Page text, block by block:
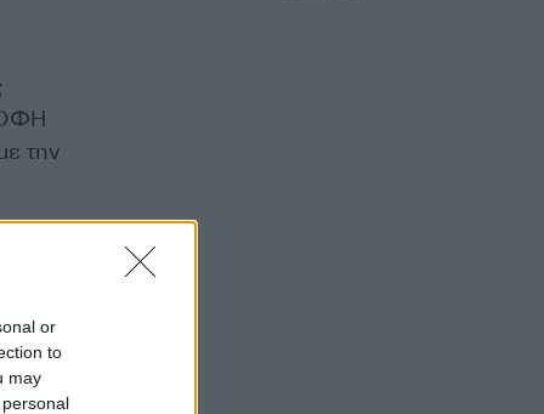
or
to
may
ΟΦΗ
την